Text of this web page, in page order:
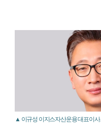
▲ 이규성 이지스자산운용 대표이사.